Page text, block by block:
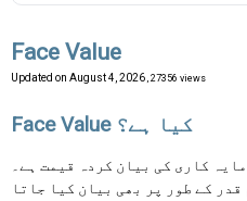
Face Value
Updated on August 4, 2026 , 27356 views
Face Value کیا ہے؟
کاری کی بیان کردہ قیمت ہے۔
کے طور پر بھی بیان کیا جاتا